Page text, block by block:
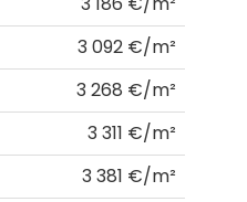
3 092 €/m²
3 268 €/m²
3 311 €/m²
3 381 €/m²